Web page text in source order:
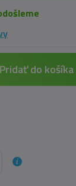
Pridať do košíka